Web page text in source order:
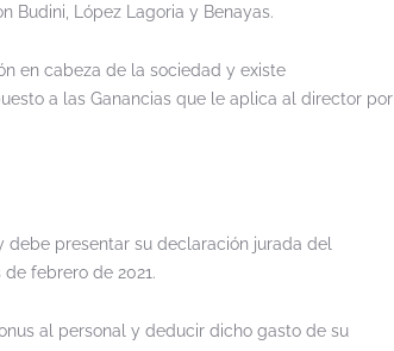
Budini, López Lagoria y Benayas.
en cabeza de la sociedad y existe
a las Ganancias que le aplica al director por
debe presentar su declaración jurada del
febrero de 2021.
al personal y deducir dicho gasto de su